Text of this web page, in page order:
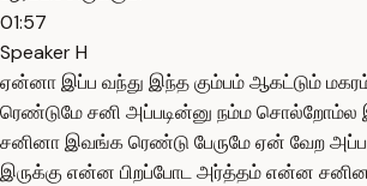
01:57
Speaker H
ஏன்னா இப்ப வந்து இந்த கும்பம் ஆகட்டும்
ரெண்டுமே சனி அப்படின்னு நம்ம சொல்றோம்ல
சனினா இவங்க ரெண்டு பேருமே ஏன் வேற
இருக்கு என்ன பிறப்போட அர்த்தம் என்ன